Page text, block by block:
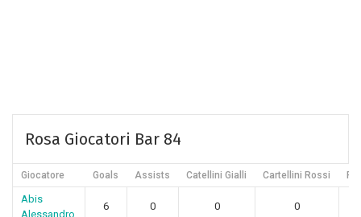
Rosa Giocatori Bar 84
Giocatore Goals Assists Catellini Gialli Cartellini Rossi
Abis
Alessandro
6 0 0 0